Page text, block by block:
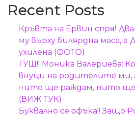
Recent Posts
Кръвта на Ервин спря!
му върху билярдна маса, а
ухилена (ФОТО)
ТУШ!! Моника Валериева:
внуци на родителите ми,
нито ще раждам, нито ще
(ВИЖ ТУК)
Буквално се офъка!! Защо